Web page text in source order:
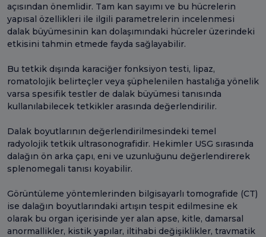
açısından önemlidir. Tam kan sayımı ve bu hücrelerin
yapısal özellikleri ile ilgili parametrelerin incelenmesi
dalak büyümesinin kan dolaşımındaki hücreler üzerindeki
etkisini tahmin etmede fayda sağlayabilir.
Bu tetkik dışında karaciğer fonksiyon testi, lipaz,
romatolojik belirteçler veya şüphelenilen hastalığa yönelik
varsa spesifik testler de dalak büyümesi tanısında
kullanılabilecek tetkikler arasında değerlendirilir.
Dalak boyutlarının değerlendirilmesindeki temel
radyolojik tetkik ultrasonografidir. Hekimler USG sırasında
dalağın ön arka çapı, eni ve uzunluğunu değerlendirerek
splenomegali tanısı koyabilir.
Görüntüleme yöntemlerinden bilgisayarlı tomografide (CT)
ise dalağın boyutlarındaki artışın tespit edilmesine ek
olarak bu organ içerisinde yer alan apse, kitle, damarsal
anormallikler, kistik yapılar, iltihabi değişiklikler, travmatik